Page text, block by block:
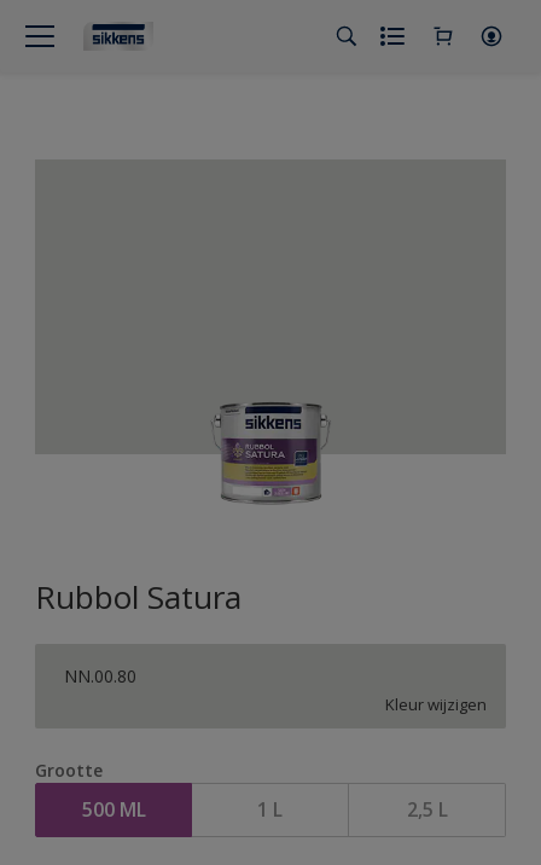
Rubbol Satura
NN.00.80
Kleur wijzigen
Grootte
500 ML 1 L 2,5 L